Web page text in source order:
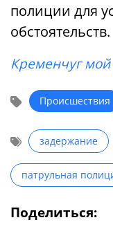
полиции для
обстоятельств.
Кременчуг мой
Происшествия
задержание
патрульная
Поделиться: